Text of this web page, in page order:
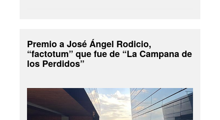
Premio a José Ángel Rodicio,
“factotum” que fue de “La Campana de
los Perdidos”